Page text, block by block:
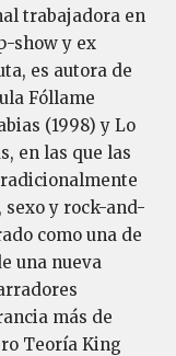
trabajadora en
show y ex
es autora de
Fóllame
(1998) y Lo
en las que las
sexo y rock-and-
como una de
una nueva
más de
Teoría King